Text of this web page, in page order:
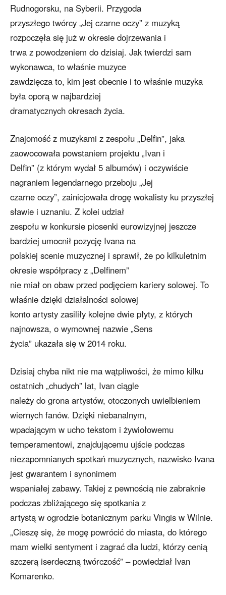
Rudnogorsku, na Syberii. Przygoda
przyszłego twórcy „Jej czarne oczy” z muzyką
rozpoczęła się już w okresie dojrzewania i
trwa z powodzeniem do dzisiaj. Jak twierdzi sam
wykonawca, to właśnie muzyce
zawdzięcza to, kim jest obecnie i to właśnie muzyka
była oporą w najbardziej
dramatycznych okresach życia.
Znajomość z muzykami z zespołu „Delfin”, jaka
zaowocowała powstaniem projektu „Ivan i
Delfin” (z którym wydał 5 albumów) i oczywiście
nagraniem legendarnego przeboju „Jej
czarne oczy”, zainicjowała drogę wokalisty ku przyszłej
sławie i uznaniu. Z kolei udział
zespołu w konkursie piosenki eurowizyjnej jeszcze
bardziej umocnił pozycję Ivana na
polskiej scenie muzycznej i sprawił, że po kilkuletnim
okresie współpracy z „Delfinem”
nie miał on obaw przed podjęciem kariery solowej. To
właśnie dzięki działalności solowej
konto artysty zasiliły kolejne dwie płyty, z których
najnowsza, o wymownej nazwie „Sens
życia” ukazała się w 2014 roku.
Dzisiaj chyba nikt nie ma wątpliwości, że mimo kilku
ostatnich „chudych” lat, Ivan ciągle
należy do grona artystów, otoczonych uwielbieniem
wiernych fanów. Dzięki niebanalnym,
wpadającym w ucho tekstom i żywiołowemu
temperamentowi, znajdującemu ujście podczas
niezapomnianych spotkań muzycznych, nazwisko Ivana
jest gwarantem i synonimem
wspaniałej zabawy. Takiej z pewnością nie zabraknie
podczas zbliżającego się spotkania z
artystą w ogrodzie botanicznym parku Vingis w Wilnie.
„Cieszę się, że mogę powrócić do miasta, do którego
mam wielki sentyment i zagrać dla ludzi, którzy cenią
szczerą iserdeczną twórczość” – powiedział Ivan
Komarenko.